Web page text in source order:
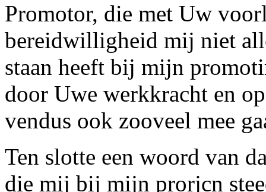
Promotor, die met Uw
bereidwilligheid mij niet
staan heeft bij mijn
door Uwe werkkracht en
vendus ook zooveel mee
Ten slotte een woord van
die mij bij mijn prorjcn